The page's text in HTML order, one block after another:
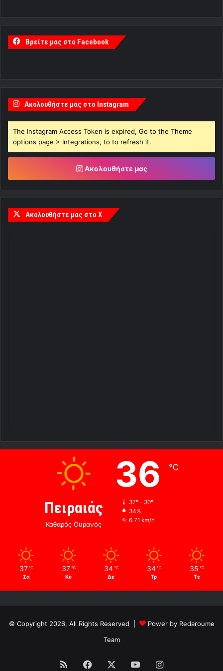
Βρείτε μας στο Facebook
Ακολουθήστε μας στο Instagram
The Instagram Access Token is expired, Go to the Theme
options page > Integrations, to to refresh it.
Ακολουθήστε μας
Ακολουθήστε μας στο X
Πειραιάς
Καθαρός Ουρανός
36 ℃
37º - 30º
34%
6.71 km/h
37 ℃
Σα
37 ℃
Κυ
34 ℃
Δε
34 ℃
Τρ
35 ℃
Τε
© Copyright 2026, All Rights Reserved |
Power by Redaroume
Team
RSS Facebook YouTubeInstagram